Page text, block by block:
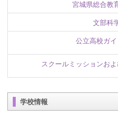
宮城県総合教
文部科
公立高校ガ
スクールミッションお
学校情報